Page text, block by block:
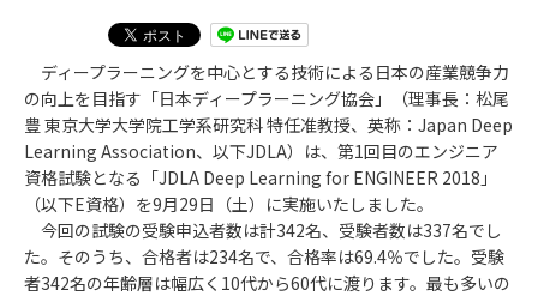
ディープラーニングを中心とする技術による日本の産業競争力
の向上を目指す「日本ディープラーニング協会」（理事長：松尾
豊 東京大学大学院工学系研究科 特任准教授、英称：Japan Deep
Learning Association、以下JDLA）は、第1回目のエンジニア
資格試験となる「JDLA Deep Learning for ENGINEER 2018」
（以下E資格）を9月29日（土）に実施いたしました。
今回の試験の受験申込者数は計342名、受験者数は337名でし
た。そのうち、合格者は234名で、合格率は69.4％でした。受験
者342名の年齢層は幅広く10代から60代に渡ります。最も多いの